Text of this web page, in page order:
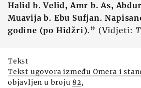
Halid b. Velid, Amr b. As,
Muavija b. Ebu Sufjan.
godine (po Hidžri).” (Vidjeti:
Tekst
Tekst ugovora između Omera i
objavljen u broju 82,